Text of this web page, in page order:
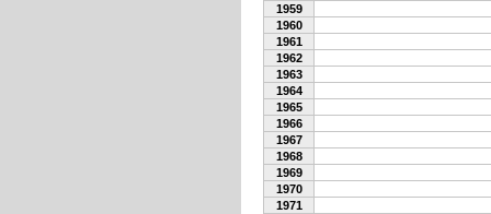
1959
1960
1961
1962
1963
1964
1965
1966
1967
1968
1969
1970
1971